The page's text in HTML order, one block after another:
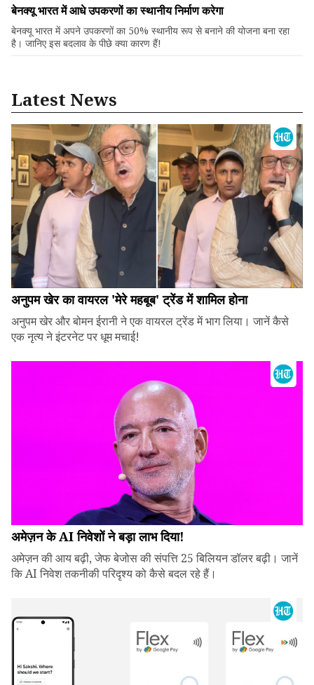
बेनक्यू भारत में आधे उपकरणों का स्थानीय निर्माण करेगा
बेनक्यू भारत में अपने उपकरणों का 50% स्थानीय रूप से बनाने की योजना बना रहा
है। जानिए इस बदलाव के पीछे क्या कारण हैं!
Latest News
अनुपम खेर का वायरल 'मेरे महबूब' ट्रेंड में शामिल होना
अनुपम खेर और बोमन ईरानी ने एक वायरल ट्रेंड में भाग लिया। जानें कैसे
एक नृत्य ने इंटरनेट पर धूम मचाई!
अमेज़न के AI निवेशों ने बड़ा लाभ दिया!
अमेज़न की आय बढ़ी, जेफ बेजोस की संपत्ति 25 बिलियन डॉलर बढ़ी। जानें
कि AI निवेश तकनीकी परिदृश्य को कैसे बदल रहे हैं।